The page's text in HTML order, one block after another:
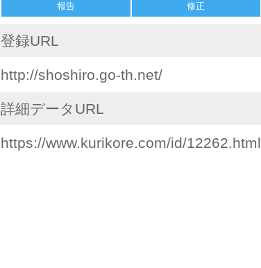
報告 修正
登録URL
http://shoshiro.go-th.net/
詳細データURL
https://www.kurikore.com/id/12262.html